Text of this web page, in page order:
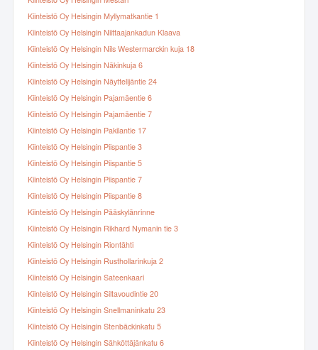
Kiinteistö Oy Helsingin Myllymatkantie 1
Kiinteistö Oy Helsingin Niittaajankadun Klaava
Kiinteistö Oy Helsingin Nils Westermarckin kuja 18
Kiinteistö Oy Helsingin Näkinkuja 6
Kiinteistö Oy Helsingin Näyttelijäntie 24
Kiinteistö Oy Helsingin Pajamäentie 6
Kiinteistö Oy Helsingin Pajamäentie 7
Kiinteistö Oy Helsingin Pakilantie 17
Kiinteistö Oy Helsingin Piispantie 3
Kiinteistö Oy Helsingin Piispantie 5
Kiinteistö Oy Helsingin Piispantie 7
Kiinteistö Oy Helsingin Piispantie 8
Kiinteistö Oy Helsingin Pääskylänrinne
Kiinteistö Oy Helsingin Rikhard Nymanin tie 3
Kiinteistö Oy Helsingin Riontähti
Kiinteistö Oy Helsingin Rusthollarinkuja 2
Kiinteistö Oy Helsingin Sateenkaari
Kiinteistö Oy Helsingin Siltavoudintie 20
Kiinteistö Oy Helsingin Snellmaninkatu 23
Kiinteistö Oy Helsingin Stenbäckinkatu 5
Kiinteistö Oy Helsingin Sähköttäjänkatu 6